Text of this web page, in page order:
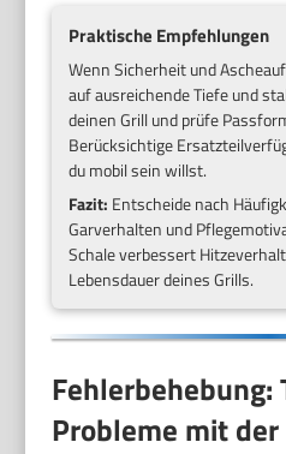
Praktische Empfehlungen
Wenn Sicherheit und
auf ausreichende Tiefe und
deinen Grill und prüfe
Berücksichtige
du mobil sein willst.
Fazit: Entscheide nach
Garverhalten und
Schale verbessert
Lebensdauer deines Grills.
Fehlerbehebung:
Probleme mit